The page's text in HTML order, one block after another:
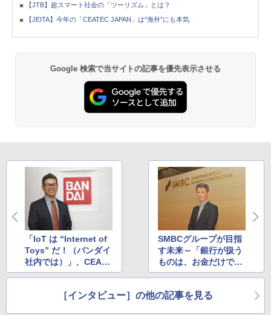
【JTB】超スマート社会の「ツーリズム」とは？
【JEITA】今年の「CEATEC JAPAN」は“海外”にも本気
Google 検索で当サイトの記事を優先表示させる
「IoT は “Internet of
Toys” だ！（バンダイ
社内では）」、CEATE
Cではハロに続く「新
SMBCグループが目指
す未来～「銀行が扱う
ものは、お金だけでは
なくなる」、金融サー
とは？
［インタビュー］の他の記事を見る